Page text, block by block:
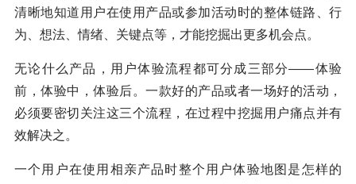
清晰地知道用户在使用产品或参加活动时的整体链路、行
为、想法、情绪、关键点等，才能挖掘出更多机会点。
无论什么产品，用户体验流程都可分成三部分——体验
前，体验中，体验后。一款好的产品或者一场好的活动，
必须要密切关注这三个流程，在过程中挖掘用户痛点并有
效解决之。
一个用户在使用相亲产品时整个用户体验地图是怎样的